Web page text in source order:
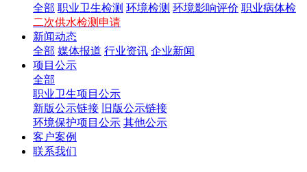
全部 职业卫生检测 环境检测 环境影响评价 职业病体检
二次供水检测申请
新闻动态
全部 媒体报道 行业资讯 企业新闻
项目公示
全部
职业卫生项目公示
新版公示链接
旧版公示链接
环境保护项目公示 其他公示
客户案例
联系我们